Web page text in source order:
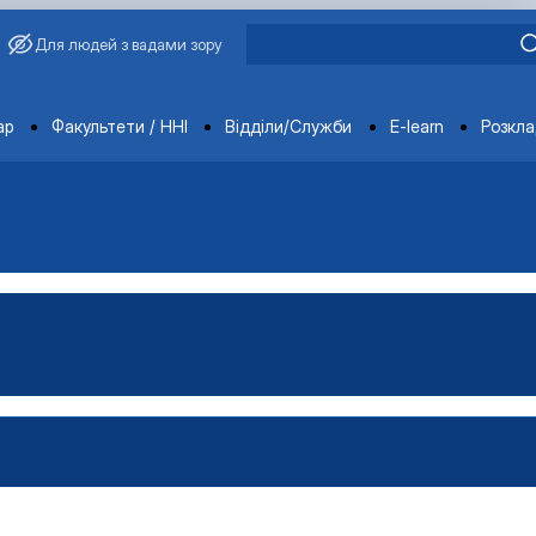
Для людей з вадами зору
Факультети / ННІ Відділи/Служби E-learn